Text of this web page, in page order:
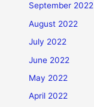
September 2022
August 2022
July 2022
June 2022
May 2022
April 2022